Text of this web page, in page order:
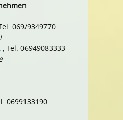
069/9349770
, Tel. 06949083333
0699133190